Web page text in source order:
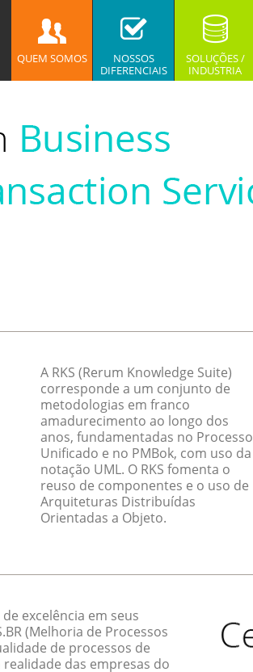
QUEM SOMOS
NOSSOS
DIFERENCIAIS
SOLUÇÕES /
INDUSTRIA
A RKS (Rerum Knowledge Suite)
corresponde a um conjunto de
metodologias em franco
amadurecimento ao longo dos
anos, fundamentadas no Processo
Unificado e no PMBok, com uso da
notação UML. O RKS fomenta o
reuso de componentes e o uso de
Arquiteturas Distribuídas
Orientadas a Objeto.
excelência em seus
(Melhoria de Processos
de processos de
das empresas do